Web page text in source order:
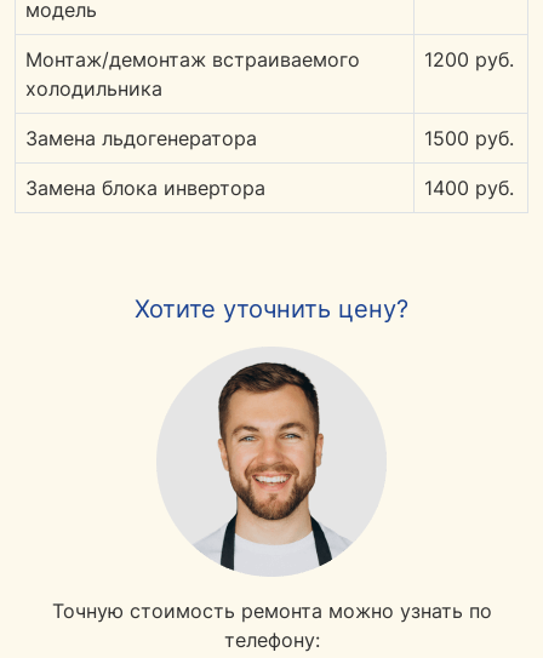
модель
Монтаж/демонтаж встраиваемого
холодильника
1200 руб.
Замена льдогенератора 1500 руб.
Замена блока инвертора 1400 руб.
Хотите уточнить цену?
Точную стоимость ремонта можно узнать по
телефону: